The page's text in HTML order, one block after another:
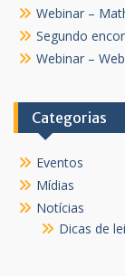
Webinar –
Segundo
Webinar –
Categorias
Eventos
Mídias
Notícias
Dicas de